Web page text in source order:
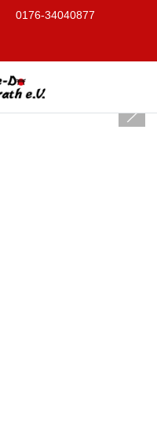
0176-34040877